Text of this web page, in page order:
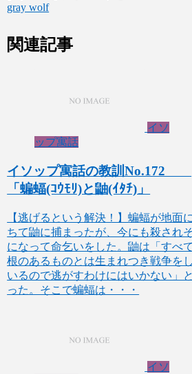
gray wolf
関連記事
イソ
ップ寓話
イソップ寓話の教訓No.172
「蝙蝠(ｺｳﾓﾘ)と鼬(ｲﾀﾁ)」
【逃げるという解決！】蝙蝠が地面
ちて鼬に捕まったが、今にも殺され
になって命乞いをした。鼬は「すべ
根のあるものとは生まれつき戦争を
いるので逃がすわけにはいかない」
った。そこで蝙蝠は・・・
イソ